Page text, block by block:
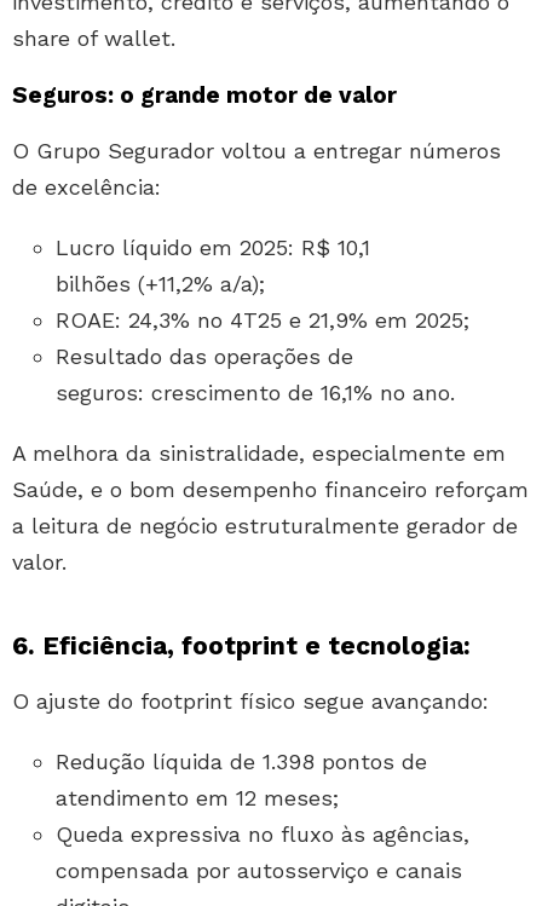
share of wallet.
Seguros: o grande motor de valor
O Grupo Segurador voltou a entregar números
de excelência:
Lucro líquido em 2025: R$ 10,1
bilhões (+11,2% a/a);
ROAE: 24,3% no 4T25 e 21,9% em 2025;
Resultado das operações de
seguros: crescimento de 16,1% no ano.
A melhora da sinistralidade, especialmente em
Saúde, e o bom desempenho financeiro reforçam
a leitura de negócio estruturalmente gerador de
valor.
6. Eficiência, footprint e tecnologia:
O ajuste do footprint físico segue avançando:
Redução líquida de 1.398 pontos de
atendimento em 12 meses;
Queda expressiva no fluxo às agências,
compensada por autosserviço e canais